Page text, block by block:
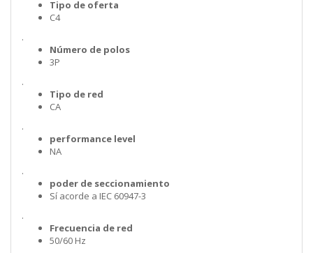
Tipo de oferta
C4
.
Número de polos
3P
.
Tipo de red
CA
.
performance level
NA
.
poder de seccionamiento
Sí acorde a IEC 60947-3
.
Frecuencia de red
50/60 Hz